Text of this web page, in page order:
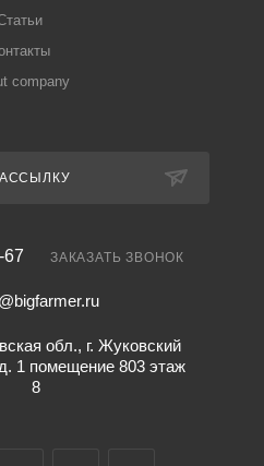
company
67 ЗАКАЗАТЬ ЗВОНОК
обл., г. Жуковский
1 помещение 803 этаж
8